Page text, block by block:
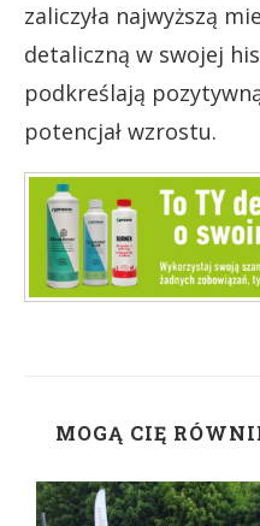
zaliczyła najwyższą
detaliczną w swojej
podkreślają
potencjał wzrostu.
MOGĄ CIĘ